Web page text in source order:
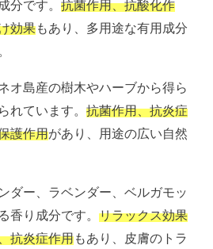
分です。抗菌作用、抗酸化作
効果もあり、多用途な有用成分
オ島産の樹木やハーブから得ら
れています。抗菌作用、抗炎症
護作用があり、用途の広い自然
ダー、ラベンダー、ベルガモッ
香り成分です。リラックス効果
抗炎症作用もあり、皮膚のトラ